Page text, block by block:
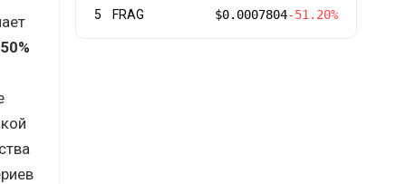
50%
5 FRAG $0.0007804-51.20%